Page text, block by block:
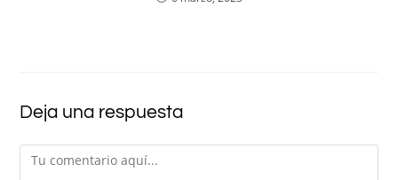
Deja una respuesta